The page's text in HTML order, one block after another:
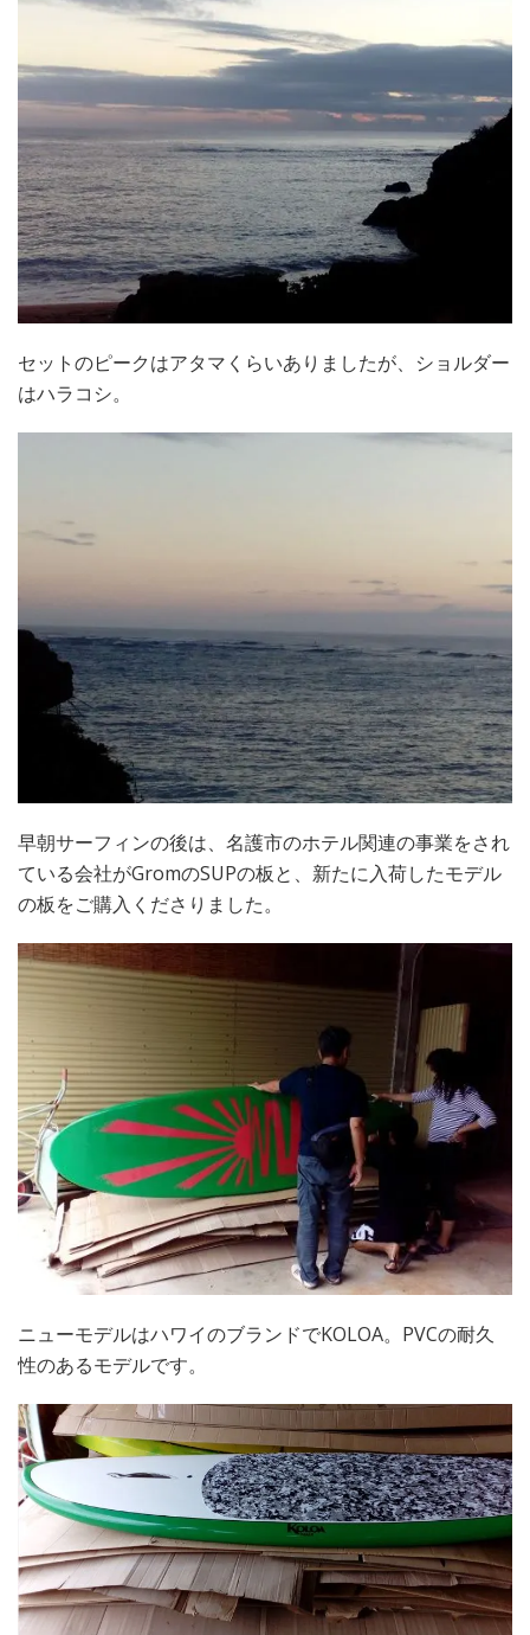
セットのピークはアタマくらいありましたが、ショルダー
はハラコシ。
早朝サーフィンの後は、名護市のホテル関連の事業をされ
ている会社がGromのSUPの板と、新たに入荷したモデル
の板をご購入くださりました。
ニューモデルはハワイのブランドでKOLOA。PVCの耐久
性のあるモデルです。